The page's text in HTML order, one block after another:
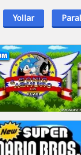
Yollar